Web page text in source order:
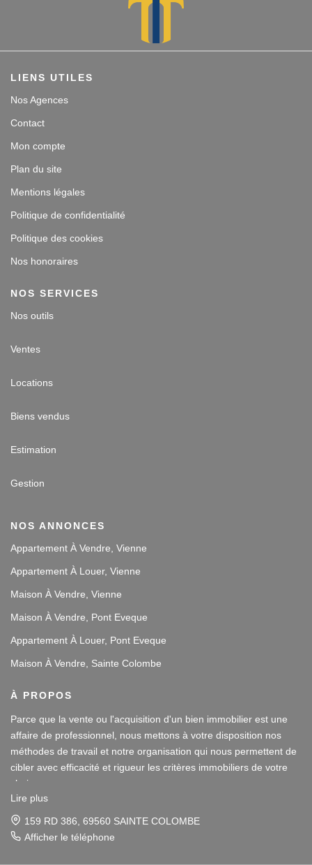
LIENS UTILES
Nos Agences
Contact
Mon compte
Plan du site
Mentions légales
Politique de confidentialité
Politique des cookies
Nos honoraires
NOS SERVICES
Nos outils
Ventes
Locations
Biens vendus
Estimation
Gestion
NOS ANNONCES
Appartement À Vendre, Vienne
Appartement À Louer, Vienne
Maison À Vendre, Vienne
Maison À Vendre, Pont Eveque
Appartement À Louer, Pont Eveque
Maison À Vendre, Sainte Colombe
À PROPOS
Parce que la vente ou l'acquisition d'un bien immobilier est une
affaire de professionnel, nous mettons à votre disposition nos
méthodes de travail et notre organisation qui nous permettent de
cibler avec efficacité et rigueur les critères immobiliers de votre
choix.
Notre disponibilité et notre écoute au sein de nos agences
immobilières à Vienne et Sainte Colombe les Vienne, au Sud de
Lire plus
159 RD 386, 69560 SAINTE COLOMBE
Afficher le téléphone